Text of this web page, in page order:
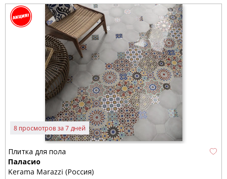
8 просмотров за 7 дней
Плитка для пола
Паласио
Kerama Marazzi (Россия)